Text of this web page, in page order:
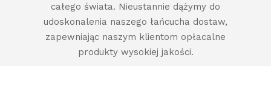
całego świata. Nieustannie dążymy do
udoskonalenia naszego łańcucha dostaw,
zapewniając naszym klientom opłacalne
produkty wysokiej jakości.